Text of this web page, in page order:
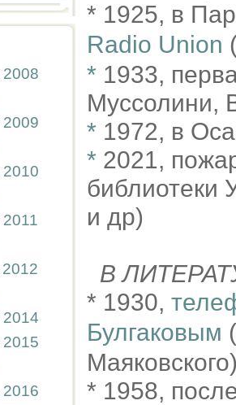
2008
2009
2010
2011
2012
2014
2015
2016
* 1925, в
Radio Union
* 1933,
Муссолини,
* 1972, в
* 2021,
библиотеки
и др)
В
* 1930,
Булгаковым
* 1958,